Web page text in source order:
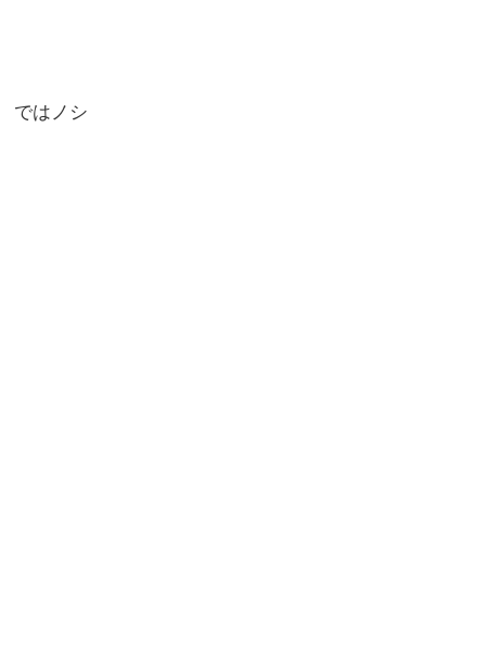
ではノシ